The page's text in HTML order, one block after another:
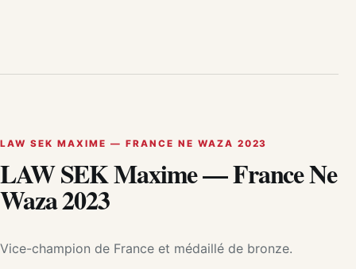
LAW SEK MAXIME — FRANCE NE WAZA 2023
LAW SEK Maxime — France Ne
Waza 2023
Vice-champion de France et médaillé de bronze.